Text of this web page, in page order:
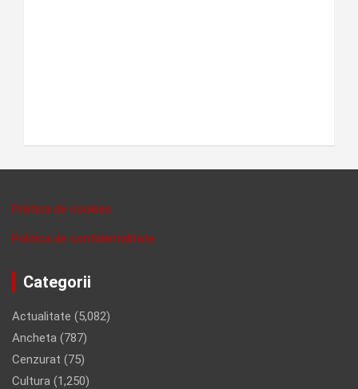
Politica de cookies
Politica de confidentalitate
Categorii
Actualitate (5,082)
Ancheta (787)
Cenzurat (75)
Cultura (1,250)